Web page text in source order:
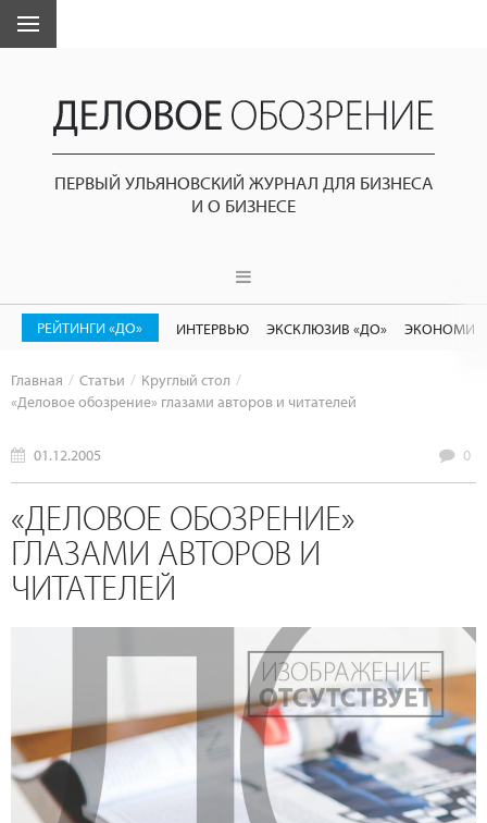
ПЕРВЫЙ УЛЬЯНОВСКИЙ ЖУРНАЛ ДЛЯ БИЗНЕСА
И О БИЗНЕСЕ
РЕЙТИНГИ «ДО» ИНТЕРВЬЮ ЭКСКЛЮЗИВ «ДО»
Главная Статьи
Круглый стол
«Деловое обозрение» глазами авторов и читателей
01.12.2005 0
«ДЕЛОВОЕ ОБОЗРЕНИЕ»
ГЛАЗАМИ АВТОРОВ И
ЧИТАТЕЛЕЙ